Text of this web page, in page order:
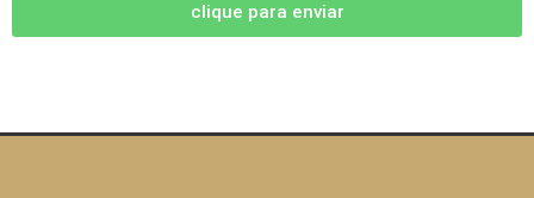
clique para enviar